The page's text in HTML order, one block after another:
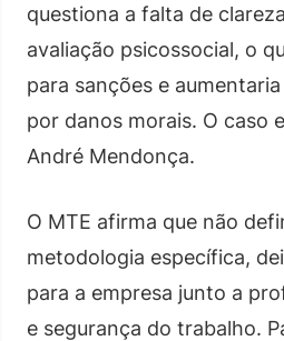
questiona a falta de
avaliação psicossocial, o
para sanções e
por danos morais. O caso
André Mendonça.
O MTE afirma que não
metodologia específica,
para a empresa junto a
e segurança do trabalho.